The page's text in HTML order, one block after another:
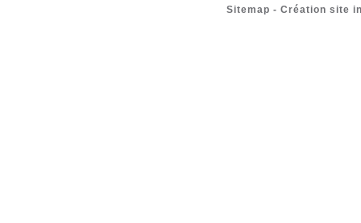
Sitemap - Création site